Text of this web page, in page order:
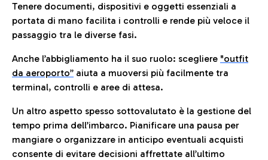
Tenere documenti, dispositivi e oggetti essenziali a
portata di mano facilita i controlli e rende più veloce il
passaggio tra le diverse fasi.
Anche l’abbigliamento ha il suo ruolo: scegliere "outfit
da aeroporto” aiuta a muoversi più facilmente tra
terminal, controlli e aree di attesa.
Un altro aspetto spesso sottovalutato è la gestione del
tempo prima dell’imbarco. Pianificare una pausa per
mangiare o organizzare in anticipo eventuali acquisti
consente di evitare decisioni affrettate all’ultimo